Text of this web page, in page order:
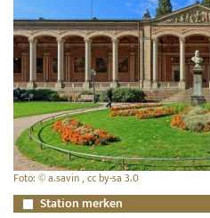
Foto: © a.savin , cc by-sa 3.0
Station merken